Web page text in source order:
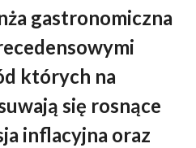
Blog
Kontakt
gastronomiczna
których na
się rosnące
inflacyjna oraz